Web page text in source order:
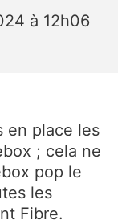
à 12h06
en place les
; cela ne
pop le
les
Fibre.